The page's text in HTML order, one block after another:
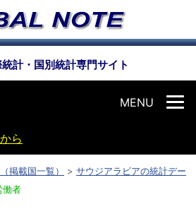
計・国別統計専門サイト
MENU
ら
掲載国一覧） > サウジアラビアの統計デー
働者